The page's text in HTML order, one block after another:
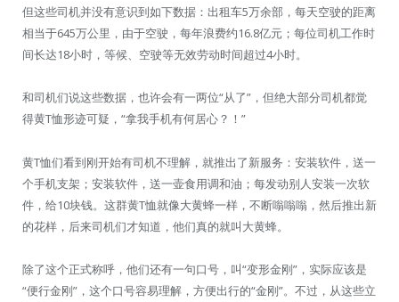
但这些司机并没有意识到如下数据：出租车5万余部，每天空驶的距离
相当于645万公里，由于空驶，每年浪费约16.8亿元；每位司机工作时
间长达18小时，等候、空驶等无效劳动时间超过4小时。
和司机们说这些数据，也许会有一两位“从了”，但绝大部分司机都觉
得黄T恤形迹可疑，“拿我手机有何居心？！”
黄T恤们看到刚开始有司机不理解，就推出了新服务：安装软件，送一
个手机支架；安装软件，送一壶食用调和油；每发动别人安装一次软
件，给10块钱。这群黄T恤就像大黄蜂一样，不断嗡嗡嗡，然后推出新
的花样，后来司机们才知道，他们真的就叫大黄蜂。
除了这个正式称呼，他们还有一句口号，叫“变形金刚”，实际应该是
“便行金刚”，这个口号容易理解，方便出行的“金刚”。不过，从这些立